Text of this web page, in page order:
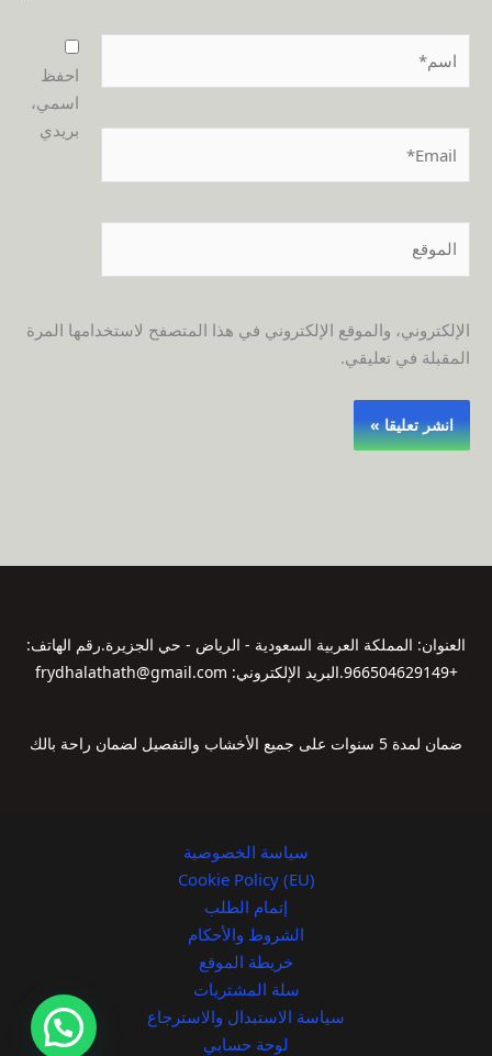
احفظ
اسمي،
بريدي
الإلكتروني، والموقع الإلكتروني في هذا المتصفح لاستخدامها المرة
المقبلة في تعليقي.
العنوان: المملكة العربية السعودية - الرياض - حي الجزيرة.​رقم الهاتف:
+966504629149.​البريد الإلكتروني: frydhalathath@gmail.com
ضمان لمدة 5 سنوات على جميع الأخشاب والتفصيل لضمان راحة بالك
سياسة الخصوصية
Cookie Policy (EU)
إتمام الطلب
الشروط والأحكام
خريطة الموقع
سلة المشتريات
سياسة الاستبدال والاسترجاع
لوحة حسابي